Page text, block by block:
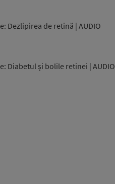
Dezlipirea de retină | AUDIO
Diabetul și bolile retinei | AUDIO